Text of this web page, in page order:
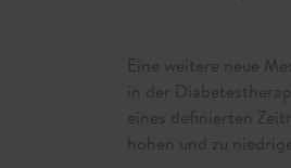
Eine weitere neue
in der
eines definierten
hohen und zu